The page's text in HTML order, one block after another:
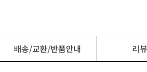
배송/교환/반품안내 리